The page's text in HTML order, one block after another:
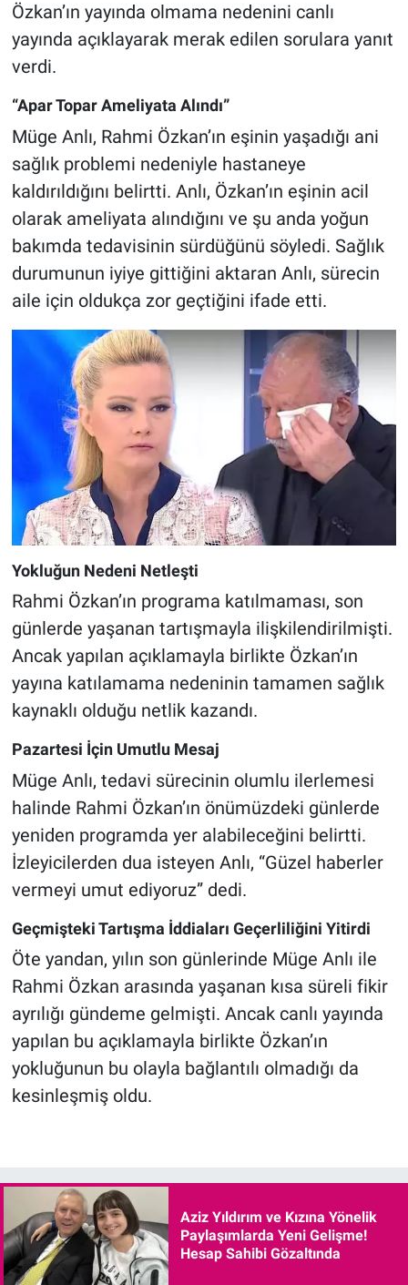
Özkan’ın yayında olmama nedenini canlı
yayında açıklayarak merak edilen sorulara yanıt
verdi.
“Apar Topar Ameliyata Alındı”
Müge Anlı, Rahmi Özkan’ın eşinin yaşadığı ani
sağlık problemi nedeniyle hastaneye
kaldırıldığını belirtti. Anlı, Özkan’ın eşinin acil
olarak ameliyata alındığını ve şu anda yoğun
bakımda tedavisinin sürdüğünü söyledi. Sağlık
durumunun iyiye gittiğini aktaran Anlı, sürecin
aile için oldukça zor geçtiğini ifade etti.
Yokluğun Nedeni Netleşti
Rahmi Özkan’ın programa katılmaması, son
günlerde yaşanan tartışmayla ilişkilendirilmişti.
Ancak yapılan açıklamayla birlikte Özkan’ın
yayına katılamama nedeninin tamamen sağlık
kaynaklı olduğu netlik kazandı.
Pazartesi İçin Umutlu Mesaj
Müge Anlı, tedavi sürecinin olumlu ilerlemesi
halinde Rahmi Özkan’ın önümüzdeki günlerde
yeniden programda yer alabileceğini belirtti.
İzleyicilerden dua isteyen Anlı, “Güzel haberler
vermeyi umut ediyoruz” dedi.
Geçmişteki Tartışma İddiaları Geçerliliğini Yitirdi
Öte yandan, yılın son günlerinde Müge Anlı ile
Rahmi Özkan arasında yaşanan kısa süreli fikir
ayrılığı gündeme gelmişti. Ancak canlı yayında
yapılan bu açıklamayla birlikte Özkan’ın
yokluğunun bu olayla bağlantılı olmadığı da
kesinleşmiş oldu.
Aziz Yıldırım ve Kızına Yönelik
Paylaşımlarda Yeni Gelişme!
Hesap Sahibi Gözaltında